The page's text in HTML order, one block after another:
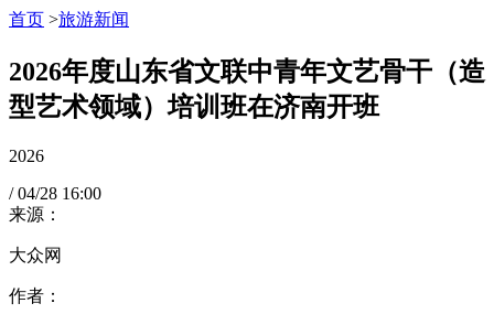
首页 >旅游新闻
2026年度山东省文联中青年文艺骨干（造
型艺术领域）培训班在济南开班
2026
/ 04/28 16:00
来源：
大众网
作者：